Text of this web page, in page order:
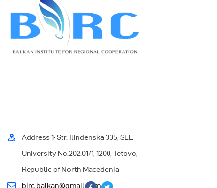
Address 1: Str. Ilindenska 335, SEE
University No.202.01/1, 1200, Tetovo,
Republic of North Macedonia
birc.balkan@gmail.com